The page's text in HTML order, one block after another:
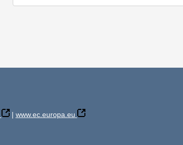
| www.ec.europa.eu